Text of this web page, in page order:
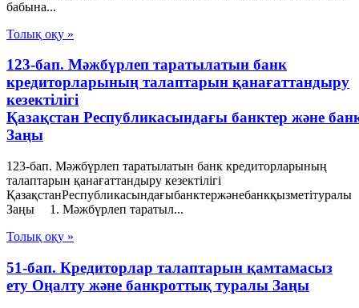
бабына...
Толық оқу »
123-бап. Мәжбүрлеп таратылатын банк
кредиторларының талаптарын қанағаттандыру
кезектілігі
Қазақстан Республикасындағы банктер және
Заңы
123-бап. Мәжбүрлеп таратылатын банк кредиторларының
талаптарын қанағаттандыру кезектілігі
ҚазақстанРеспубликасындағыбанктержәнебанкқызметітуралы
Заңы 1. Мәжбүрлеп таратыл...
Толық оқу »
51-бап. Кредиторлар талаптарын қамтамасыз
ету Оңалту және банкроттық туралы Заңы